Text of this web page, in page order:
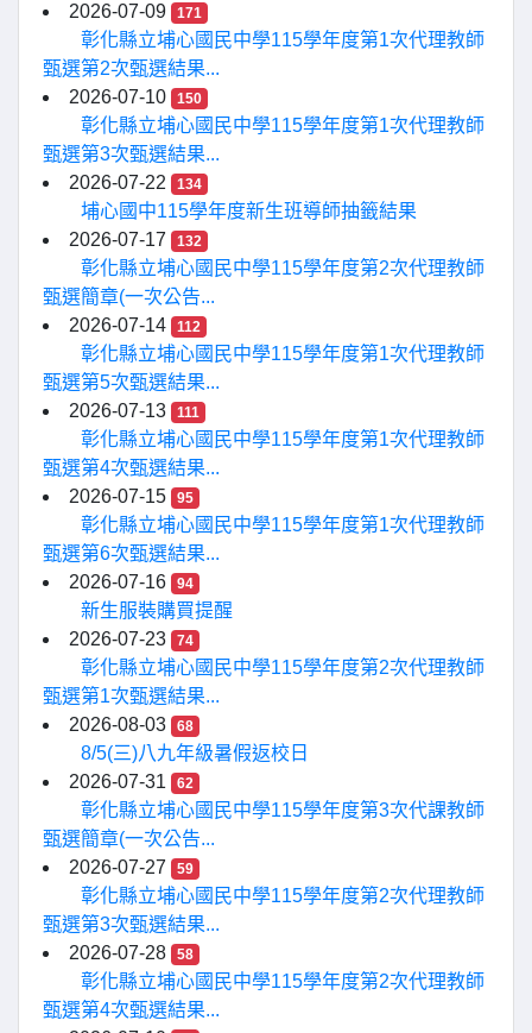
2026-07-09
171
彰化縣立埔心國民中學115學年度第1次代理教師
甄選第2次甄選結果...
2026-07-10
150
彰化縣立埔心國民中學115學年度第1次代理教師
甄選第3次甄選結果...
2026-07-22
134
埔心國中115學年度新生班導師抽籤結果
2026-07-17
132
彰化縣立埔心國民中學115學年度第2次代理教師
甄選簡章(一次公告...
2026-07-14
112
彰化縣立埔心國民中學115學年度第1次代理教師
甄選第5次甄選結果...
2026-07-13
111
彰化縣立埔心國民中學115學年度第1次代理教師
甄選第4次甄選結果...
2026-07-15
95
彰化縣立埔心國民中學115學年度第1次代理教師
甄選第6次甄選結果...
2026-07-16
94
新生服裝購買提醒
2026-07-23
74
彰化縣立埔心國民中學115學年度第2次代理教師
甄選第1次甄選結果...
2026-08-03
68
8/5(三)八九年級暑假返校日
2026-07-31
62
彰化縣立埔心國民中學115學年度第3次代課教師
甄選簡章(一次公告...
2026-07-27
59
彰化縣立埔心國民中學115學年度第2次代理教師
甄選第3次甄選結果...
2026-07-28
58
彰化縣立埔心國民中學115學年度第2次代理教師
甄選第4次甄選結果...